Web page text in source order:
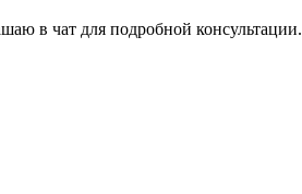
в чат для подробной консультации.